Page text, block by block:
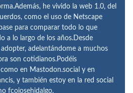
he vivido la web 1.0, del
como el uso de Netscape
para comparar todo lo que
a lo largo de los años.Desde
adelantándome a muchos
son cotidianos.Podéis
en Mastodon.social y en
y también estoy en la red social
fcojosehidalgo.